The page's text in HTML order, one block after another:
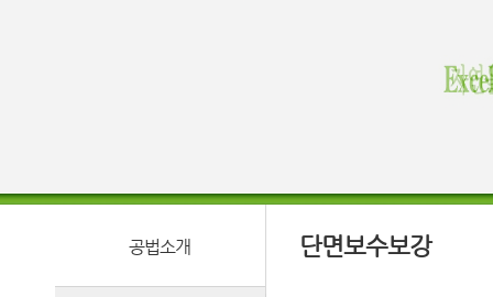
공법소개 단면보수보강